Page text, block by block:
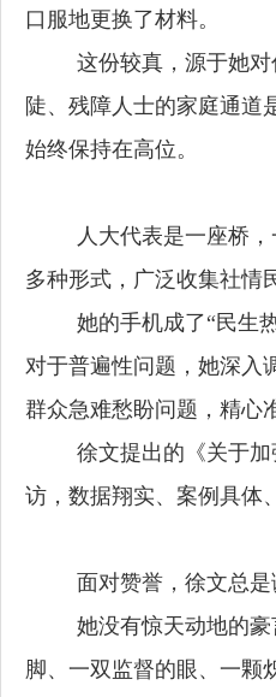
口服地更换了材料。
这份较真，源于她
陡、残障人士的家庭通道
始终保持在高位。
人大代表是一座桥
多种形式，广泛收集社情
她的手机成了“民生
对于普遍性问题，她深入
群众急难愁盼问题，精心
徐文提出的《关于
访，数据翔实、案例具体
面对赞誉，徐文总是
她没有惊天动地的
脚、一双监督的眼、一颗